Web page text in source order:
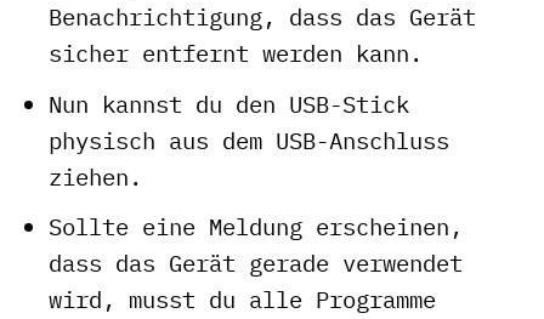
Benachrichtigung, dass das Gerät
sicher entfernt werden kann.
Nun kannst du den USB-Stick
physisch aus dem USB-Anschluss
ziehen.
Sollte eine Meldung erscheinen,
dass das Gerät gerade verwendet
wird, musst du alle Programme